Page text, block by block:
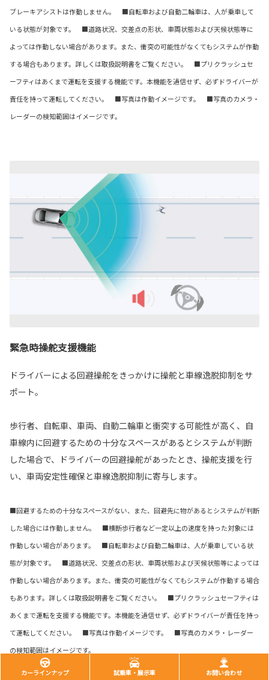
ブレーキアシストは作動しません。 ■自転車および自動二輪車は、人が乗車して
いる状態が対象です。 ■道路状況、交差点の形状、車両状態および天候状態等に
よっては作動しない場合があります。また、衝突の可能性がなくてもシステムが作動
する場合もあります。詳しくは取扱説明書をご覧ください。 ■プリクラッシュセ
ーフティはあくまで運転を支援する機能です。本機能を過信せず、必ずドライバーが
責任を持って運転してください。 ■写真は作動イメージです。 ■写真のカメラ・
レーダーの検知範囲はイメージです。
緊急時操舵支援機能
ドライバーによる回避操舵をきっかけに操舵と車線逸脱抑制をサ
ポート。
歩行者、自転車、車両、自動二輪車と衝突する可能性が高く、自
車線内に回避するための十分なスペースがあるとシステムが判断
した場合で、ドライバーの回避操舵があったとき、操舵支援を行
い、車両安定性確保と車線逸脱抑制に寄与します。
■回避するための十分なスペースがない、また、回避先に物があるとシステムが判断
した場合には作動しません。 ■横断歩行者など一定以上の速度を持った対象には
作動しない場合があります。 ■自転車および自動二輪車は、人が乗車している状
態が対象です。 ■道路状況、交差点の形状、車両状態および天候状態等によっては
作動しない場合があります。また、衝突の可能性がなくてもシステムが作動する場合
もあります。詳しくは取扱説明書をご覧ください。 ■プリクラッシュセーフティは
あくまで運転を支援する機能です。本機能を過信せず、必ずドライバーが責任を持っ
て運転してください。 ■写真は作動イメージです。 ■写真のカメラ・レーダー
の検知範囲はイメージです。
カーラインナップ 試乗車・展示車 お問い合わせ